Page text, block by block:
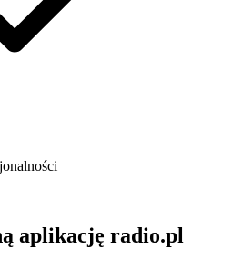
aplikację radio.pl